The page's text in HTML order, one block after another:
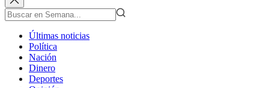
Últimas noticias
Política
Nación
Dinero
Deportes